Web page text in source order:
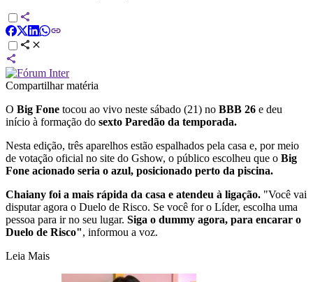
Compartilhar matéria
O Big Fone tocou ao vivo neste sábado (21) no BBB 26 e deu
início à formação do sexto Paredão da temporada.
Nesta edição, três aparelhos estão espalhados pela casa e, por meio
de votação oficial no site do Gshow, o público escolheu que o Big
Fone acionado seria o azul, posicionado perto da piscina.
Chaiany foi a mais rápida da casa e atendeu à ligação. "Você vai
disputar agora o Duelo de Risco. Se você for o Líder, escolha uma
pessoa para ir no seu lugar. Siga o dummy agora, para encarar o
Duelo de Risco", informou a voz.
Leia Mais